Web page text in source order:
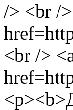
/> <br /
<br />